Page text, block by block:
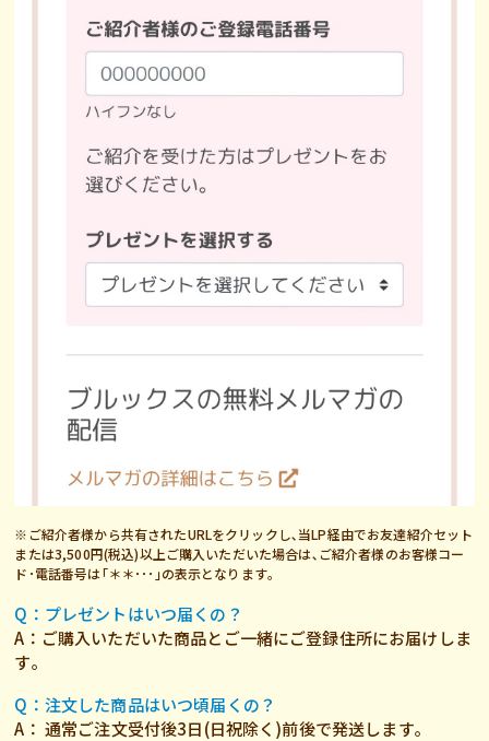
※ご紹介者様から共有されたURLをクリックし､当LP経由でお友達紹介セット
または3,500円(税込)以上ご購入いただいた場合は､ご紹介者様のお客様コー
ド･電話番号は｢＊＊･･･｣の表示となります｡
Q：プレゼントはいつ届くの？
A：ご購入いただいた商品とご一緒にご登録住所にお届けしま
す｡
Q：注文した商品はいつ頃届くの？
A： 通常ご注文受付後3日(日祝除く)前後で発送します｡